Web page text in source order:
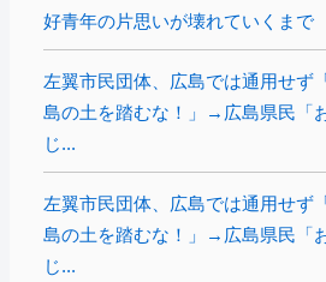
好青年の片思いが壊れていくまで
左翼市民団体、広島では通用せず
島の土を踏むな！」→広島県民「
じ...
左翼市民団体、広島では通用せず
島の土を踏むな！」→広島県民「
じ...